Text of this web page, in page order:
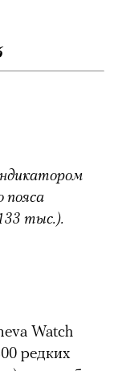
пояса
тыс.).
Watch
редких